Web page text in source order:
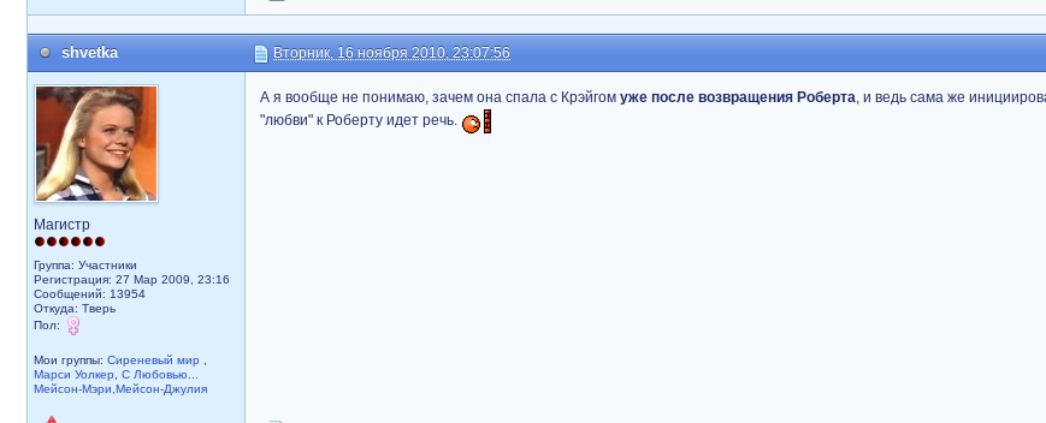
shvetka Вторник, 16 ноября 2010, 23:07:56
Магистр
Группа: Участники
Регистрация: 27 Мар 2009, 23:16
Сообщений: 13954
Откуда: Тверь
Пол:
Мои группы: Сиреневый мир
Марси Уолкер
С Любовью...
Мейсон-Мэри,Мейсон-Джулия
А я вообще не понимаю, зачем она спала с Крэйгом уже после возвращения Роберта, и ведь сама же
"любви" к Роберту идет речь.